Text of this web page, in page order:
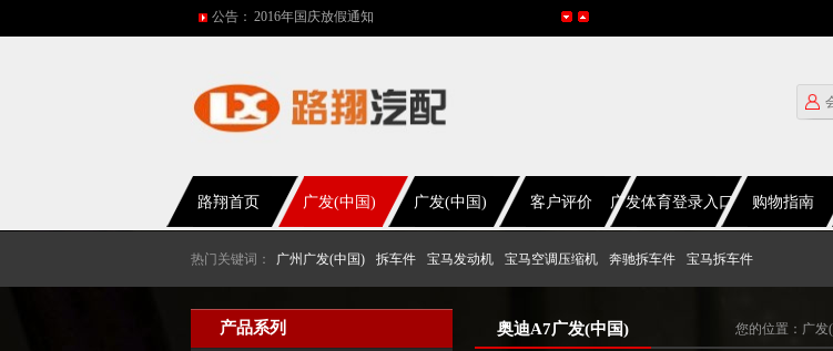
公告： 2016年国庆放假通知
五一放假通知
2017年春节放假通知
路翔首页 广发(中国) 广发(中国) 客户评价 广发体育登录入口 购物指南
热门关键词： 广州广发(中国) 拆车件 宝马发动机 宝马空调压缩机 奔驰拆车件 宝马拆车件
产品系列 您的位置： 广发
奥迪A7广发(中国)